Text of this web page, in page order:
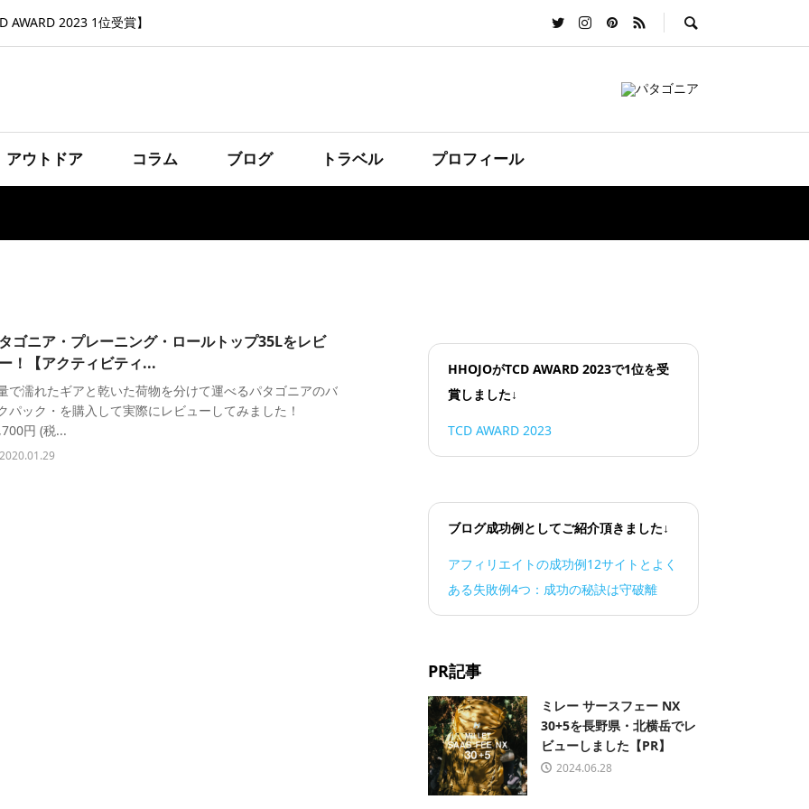
AWARD 2023 1位受賞】
アウトドア コラム ブログ トラベル プロフィール
ゴニア・プレーニング・ロールトップ35Lをレビ
！【アクティビティ...
で濡れたギアと乾いた荷物を分けて運べるパタゴニアのバ
パック・を購入して実際にレビューしてみました！
円 (税...
2020.01.29
HHOJOがTCD AWARD 2023で1位を受
賞しました↓
TCD AWARD 2023
ブログ成功例としてご紹介頂きました↓
アフィリエイトの成功例12サイトとよく
ある失敗例4つ：成功の秘訣は守破離
PR記事
ミレー サースフェー NX
30+5を長野県・北横岳でレ
ビューしました【PR】
2024.06.28